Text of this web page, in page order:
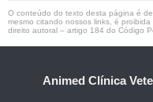
O conteúdo do texto desta página é
mesmo citando nossos links, é
direito autoral – artigo 184 do Código
Animed Clínica